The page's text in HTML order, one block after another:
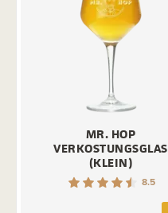
MR. HOP
VERKOSTUNGSGLAS
(KLEIN)
8.5